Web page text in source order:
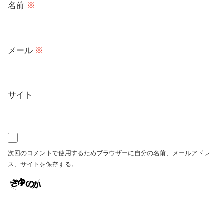
名前 ※
メール ※
サイト
次回のコメントで使用するためブラウザーに自分の名前、メールアドレ
ス、サイトを保存する。